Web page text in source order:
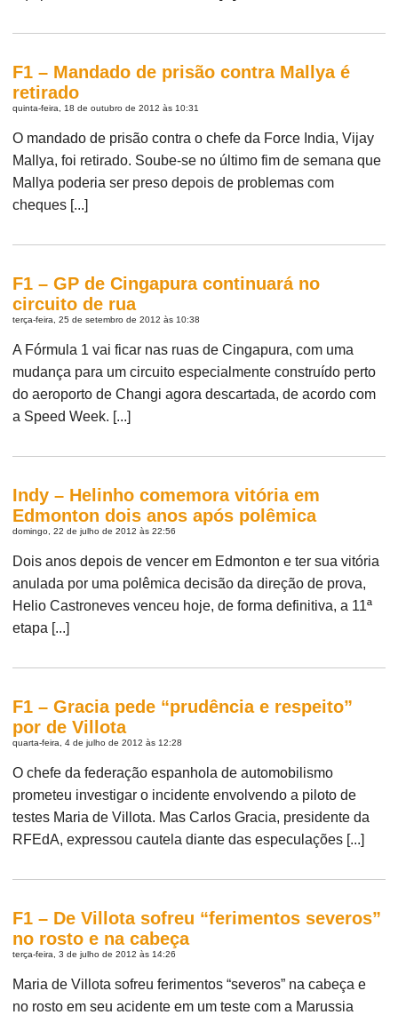
F1 – Mandado de prisão contra Mallya é
retirado
quinta-feira, 18 de outubro de 2012 às 10:31
O mandado de prisão contra o chefe da Force India, Vijay
Mallya, foi retirado. Soube-se no último fim de semana que
Mallya poderia ser preso depois de problemas com
cheques [...]
F1 – GP de Cingapura continuará no
circuito de rua
terça-feira, 25 de setembro de 2012 às 10:38
A Fórmula 1 vai ficar nas ruas de Cingapura, com uma
mudança para um circuito especialmente construído perto
do aeroporto de Changi agora descartada, de acordo com
a Speed Week. [...]
Indy – Helinho comemora vitória em
Edmonton dois anos após polêmica
domingo, 22 de julho de 2012 às 22:56
Dois anos depois de vencer em Edmonton e ter sua vitória
anulada por uma polêmica decisão da direção de prova,
Helio Castroneves venceu hoje, de forma definitiva, a 11ª
etapa [...]
F1 – Gracia pede “prudência e respeito”
por de Villota
quarta-feira, 4 de julho de 2012 às 12:28
O chefe da federação espanhola de automobilismo
prometeu investigar o incidente envolvendo a piloto de
testes Maria de Villota. Mas Carlos Gracia, presidente da
RFEdA, expressou cautela diante das especulações [...]
F1 – De Villota sofreu “ferimentos severos”
no rosto e na cabeça
terça-feira, 3 de julho de 2012 às 14:26
Maria de Villota sofreu ferimentos “severos” na cabeça e
no rosto em seu acidente em um teste com a Marussia